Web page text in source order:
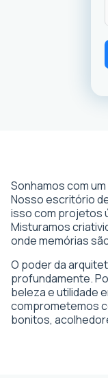
Sonhamos com
Nosso escritório
isso com projetos
Misturamos
onde memórias
O poder da
profundamente.
beleza e utilidade
comprometemos
bonitos,